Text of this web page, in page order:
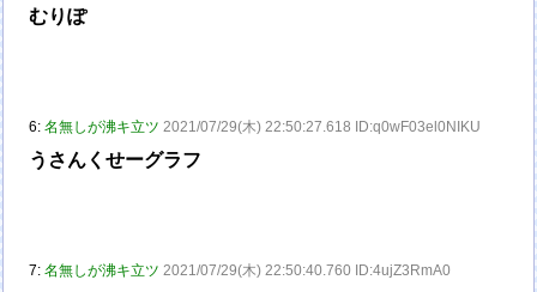
むりぽ
6:名無しが沸キ立ツ 2021/07/29(木) 22:50:27.618 ID:q0wF03el0NIKU
うさんくせーグラフ
7:名無しが沸キ立ツ 2021/07/29(木) 22:50:40.760 ID:4ujZ3RmA0